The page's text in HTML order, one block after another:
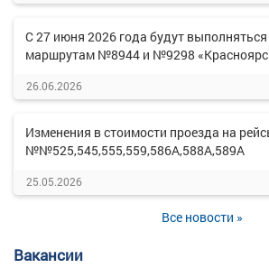
С 27 июня 2026 года будут
маршрутам №8944 и №9298
26.06.2026
Изменения в стоимости проезда на
№№525,545,555,559,586А,588А,589А
25.05.2026
Все новости »
Вакансии